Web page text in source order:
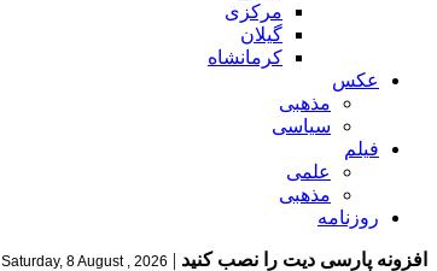
مرکزی
گیلان
کرمانشاه
عکس
مذهبی
سیاسی
فیلم
علمی
مذهبی
روزنامه
افزونه پارسی دیت را نصب کنید |
Saturday, 8 August , 2026